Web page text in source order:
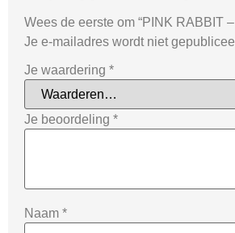
Wees de eerste om “PINK RABBIT
Je e-mailadres wordt niet
Je waardering *
Je beoordeling *
Naam *